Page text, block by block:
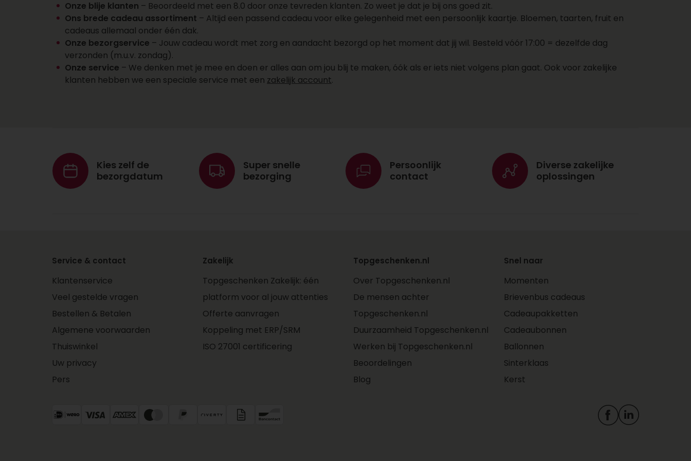
en kies een bezorgdatum.
direct naar de ontvanger
aangegeven dag. Voeg nog
Voordelen cadeaus
versturen via
Topgeschenken.nl
bestellingen in jouw
Personaliseer je cadeau
met foto’s, kaartjes en
Adressen worden
automatisch opgeslagen
in jouw persoonlijke
makkelijk een
herhaalbestelling
profiteer je ook van deze
voordelen met een Zakelijk
Onze blije klanten – Beoordeeld met een 8.0 door onze tevreden klanten. Zo weet je dat je bij ons goed zit.
Ons brede cadeau assortiment – Altijd een passend cadeau voor elke gelegenheid met een persoonlijk kaartje. Bloemen, taarten, fruit en
cadeaus allemaal onder één dak.
Onze bezorgservice – Jouw cadeau wordt met zorg en aandacht bezorgd op het moment dat jij wil. Besteld vóór 17:00 = dezelfde dag
verzonden (m.u.v. zondag).
Onze service – We denken met je mee en doen er alles aan om jou blij te maken, óók als er iets niet volgens plan gaat. Ook voor zakelijke
klanten hebben we een speciale service met een zakelijk account.
Kies zelf de
bezorgdatum
Super snelle
bezorging
Persoonlijk
contact
Diverse zakelijke
oplossingen
Service & contact
Klantenservice
Veel gestelde vragen
Bestellen & Betalen
Algemene voorwaarden
Thuiswinkel
Uw privacy
Pers
Zakelijk
Topgeschenken Zakelijk: één
platform voor al jouw attenties
Offerte aanvragen
Koppeling met ERP/SRM
ISO 27001 certificering
Topgeschenken.nl
Over Topgeschenken.nl
De mensen achter
Topgeschenken.nl
Duurzaamheid Topgeschenken.nl
Werken bij Topgeschenken.nl
Beoordelingen
Blog
Snel naar
Momenten
Brievenbus cadeaus
Cadeaupakketten
Cadeaubonnen
Ballonnen
Sinterklaas
Kerst